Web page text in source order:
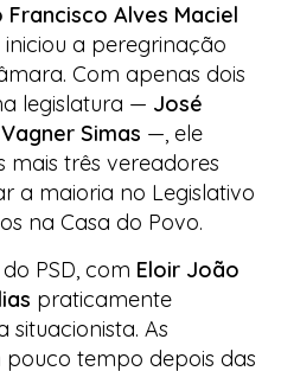
Francisco Alves Maciel
iniciou a peregrinação
Com apenas dois
legislatura — José
Vagner Simas —, ele
mais três vereadores
a maioria no Legislativo
na Casa do Povo.
PSD, com Eloir João
praticamente
As
tempo depois das